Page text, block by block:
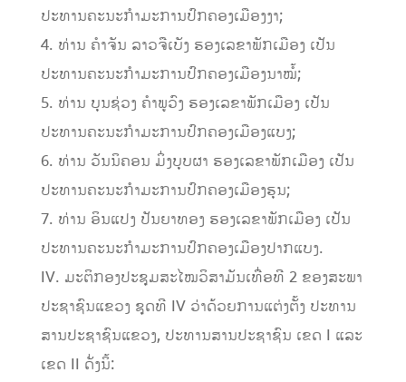
ປະທານຄະນະກໍາມະການປົກຄອງເມືອງງາ;
4. ທ່ານ ຄໍາຈັນ ລາວຈືເບັງ ຮອງເລຂາພັກເມືອງ ເປັນ
ປະທານຄະນະກໍາມະການປົກຄອງເມືອງນາໝໍ້;
5. ທ່ານ ບຸນຊ່ວງ ຄໍາພູວົງ ຮອງເລຂາພັກເມືອງ ເປັນ
ປະທານຄະນະກໍາມະການປົກຄອງເມືອງແບງ;
6. ທ່ານ ວັນນິຄອນ ມິ່ງບຸບຜາ ຮອງເລຂາພັກເມືອງ ເປັນ
ປະທານຄະນະກໍາມະການປົກຄອງເມືອງຮຸນ;
7. ທ່ານ ອິນແປງ ປັນຍາທອງ ຮອງເລຂາພັກເມືອງ ເປັນ
ປະທານຄະນະກໍາມະການປົກຄອງເມືອງປາກແບງ.
IV. ມະຕິກອງປະຊຸມສະໄໝວິສາມັນເທື່ອທີ 2 ຂອງສະພາ
ປະຊາຊົນແຂວງ ຊຸດທີ IV ວ່າດ້ວຍການແຕ່ງຕັ້ງ ປະທານ
ສານປະຊາຊົນແຂວງ, ປະທານສານປະຊາຊົນ ເຂດ I ແລະ
ເຂດ II ດັ່ງນິ້: